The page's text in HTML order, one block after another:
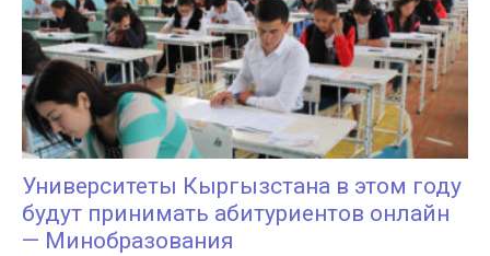
Университеты Кыргызстана в этом году
будут принимать абитуриентов онлайн
— Минобразования